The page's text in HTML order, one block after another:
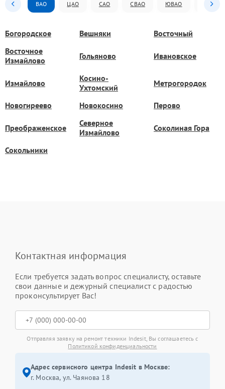
ВАО ЦАО САО СВАО ЮВАО ЮАО
Богородское Вешняки
Восточный
Восточное
Измайлово
Гольяново Ивановское
Измайлово
Косино-
Ухтомский
Метрогородок
Новогиреево Новокосино Перово
Преображенское
Северное
Измайлово
Соколиная Гора
Сокольники
Контактная информация
Если требуется задать вопрос специалисту, оставьте
свои данные и дежурный специалист с радостью
проконсультирует Вас!
Отправляя заявку на ремонт техники Indesit, Вы соглашаетесь с
Политикой конфиденциальности
Адрес сервисного центра Indesit в Москве:
г. Москва, ул. Чаянова 18